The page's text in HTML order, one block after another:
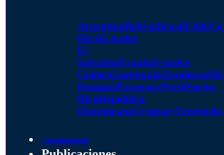
ArgentinaBoliviaBrasilChile
RicaEcuador
El
SalvadorEspañaEstados
UnidosGuatemalaHonduras
PanamáParaguayPerúPuerto
RicoRepública
DominicanaUruguayVenezuela
Alianzas